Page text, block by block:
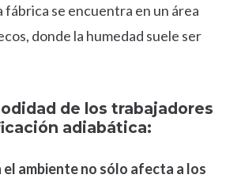
fábrica se encuentra en un área
donde la humedad suele ser
de los trabajadores
adiabática:
el ambiente no sólo afecta a los